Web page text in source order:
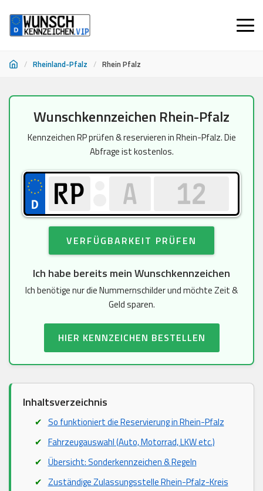
/ Rheinland-Pfalz / Rhein Pfalz
springen
Wunschkennzeichen Rhein-Pfalz
Kennzeichen RP prüfen & reservieren in Rhein-Pfalz. Die
Abfrage ist kostenlos.
VERFÜGBARKEIT PRÜFEN
Ich habe bereits mein Wunschkennzeichen
Ich benötige nur die Nummernschilder und möchte Zeit &
Geld sparen.
HIER KENNZEICHEN BESTELLEN
Inhaltsverzeichnis
So funktioniert die Reservierung in Rhein-Pfalz
Fahrzeugauswahl (Auto, Motorrad, LKW etc.)
Übersicht: Sonderkennzeichen & Regeln
Zuständige Zulassungsstelle Rhein-Pfalz-Kreis